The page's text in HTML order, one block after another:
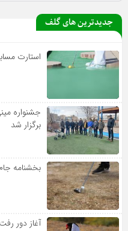
جدیدترین های گلف
استارت
جشنواره
برگزار شد
بخشنامه
آغاز دور